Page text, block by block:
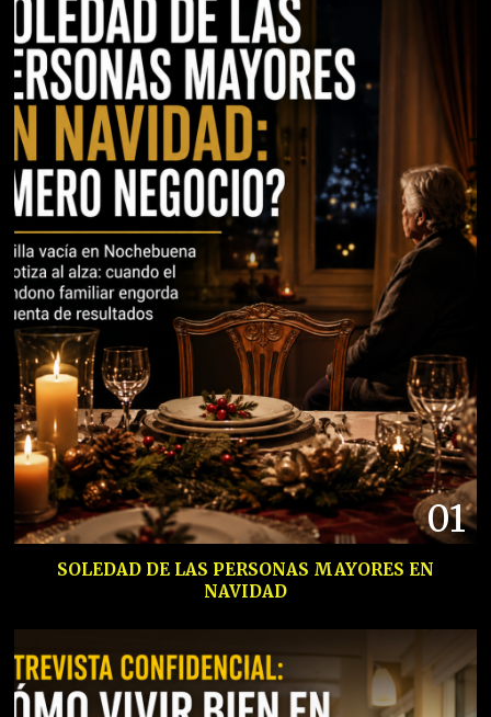
01
SOLEDAD DE LAS PERSONAS MAYORES EN
NAVIDAD